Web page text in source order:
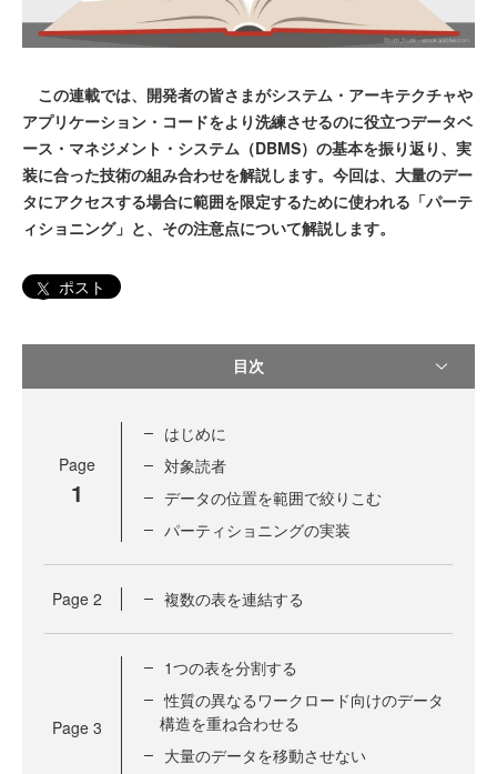
この連載では、開発者の皆さまがシステム・アーキテクチャや
アプリケーション・コードをより洗練させるのに役立つデータベ
ース・マネジメント・システム（DBMS）の基本を振り返り、実
装に合った技術の組み合わせを解説します。今回は、大量のデー
タにアクセスする場合に範囲を限定するために使われる「パーテ
ィショニング」と、その注意点について解説します。
ポスト
目次
Page
1
はじめに
対象読者
データの位置を範囲で絞りこむ
パーティショニングの実装
Page 2 複数の表を連結する
Page 3
1つの表を分割する
性質の異なるワークロード向けのデータ
構造を重ね合わせる
大量のデータを移動させない